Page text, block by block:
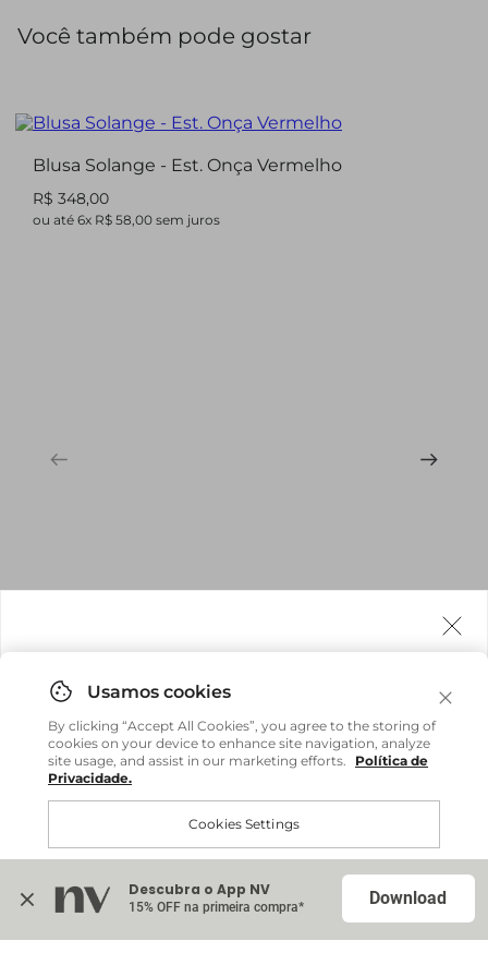
estrutura da peça. Conta ainda com bolsos aplicados e
contemporânea.
Você também pode gostar
Blusa Solange - Est. Onça Vermelho
R$ 348,00
ou até 6x R$ 58,00 sem juros
Descubra o App NV
15% OFF na primeira compra* Download
em sua casa, não importa onde você estiver.
Comprar no site internacional
Internacional
By clicking “Accept All Cookies”, you agree to the storing of
cookies on your device to enhance site navigation, analyze
site usage, and assist in our marketing efforts.
Política de
Privacidade.
Cookies Settings
Accept All Cookies